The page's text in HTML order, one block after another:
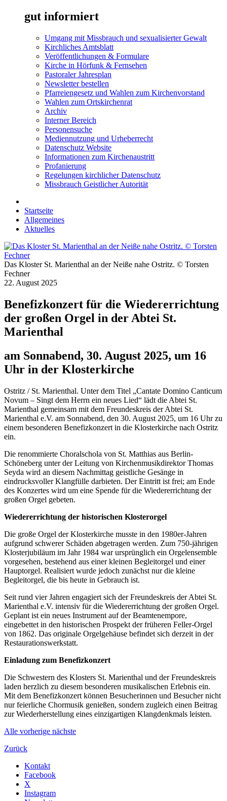
gut informiert
Umgang mit Missbrauch und sexualisierter Gewalt
Kirchliches Amtsblatt
Veröffentlichungen & Formulare
Kirche in Hörfunk & Fernsehen
Pastoraler Jahresplan
Newsletter bestellen
Pfarreiengesetz und Wahlen zum Kirchenvorstand
Wahlen zum Ortskirchenrat
Archiv
Interner Bereich
Personensuche
Mediennutzung und Urheberrecht
Datenschutz Website
Informationen zum Kirchenaustritt
Profanierung
Regelungen kirchlicher Datenschutz
Missbrauch Geistlicher Autorität
Startseite
Allgemeines
Aktuelles
Das Kloster St. Marienthal an der Neiße nahe Ostritz. © Torsten
Fechner
22. August 2025
Benefizkonzert für die Wiedererrichtung
der großen Orgel in der Abtei St.
Marienthal
am Sonnabend, 30. August 2025, um 16
Uhr in der Klosterkirche
Ostritz / St. Marienthal. Unter dem Titel „Cantate Domino Canticum
Novum – Singt dem Herrn ein neues Lied“ lädt die Abtei St.
Marienthal gemeinsam mit dem Freundeskreis der Abtei St.
Marienthal e.V. am Sonnabend, den 30. August 2025, um 16 Uhr zu
einem besonderen Benefizkonzert in die Klosterkirche nach Ostritz
ein.
Die renommierte Choralschola von St. Matthias aus Berlin-
Schöneberg unter der Leitung von Kirchenmusikdirektor Thomas
Seyda wird an diesem Nachmittag geistliche Gesänge in
eindrucksvoller Klangfülle darbieten. Der Eintritt ist frei; am Ende
des Konzertes wird um eine Spende für die Wiedererrichtung der
großen Orgel gebeten.
Wiedererrichtung der historischen Klosterorgel
Die große Orgel der Klosterkirche musste in den 1980er-Jahren
aufgrund schwerer Schäden abgetragen werden. Zum 750-jährigen
Klosterjubiläum im Jahr 1984 war ursprünglich ein Orgelensemble
vorgesehen, bestehend aus einer kleinen Begleitorgel und einer
Hauptorgel. Realisiert wurde jedoch zunächst nur die kleine
Begleitorgel, die bis heute in Gebrauch ist.
Seit rund vier Jahren engagiert sich der Freundeskreis der Abtei St.
Marienthal e.V. intensiv für die Wiedererrichtung der großen Orgel.
Geplant ist ein neues Instrument auf der Beamtenempore,
eingebettet in den historischen Prospekt der früheren Feller-Orgel
von 1862. Das originale Orgelgehäuse befindet sich derzeit in der
Restaurationswerkstatt.
Einladung zum Benefizkonzert
Die Schwestern des Klosters St. Marienthal und der Freundeskreis
laden herzlich zu diesem besonderen musikalischen Erlebnis ein.
Mit dem Benefizkonzert können Besucherinnen und Besucher nicht
nur feierliche Chormusik genießen, sondern zugleich einen Beitrag
zur Wiederherstellung eines einzigartigen Klangdenkmals leisten.
Alle vorherige nächste
Zurück
Kontakt
Facebook
X
Instagram